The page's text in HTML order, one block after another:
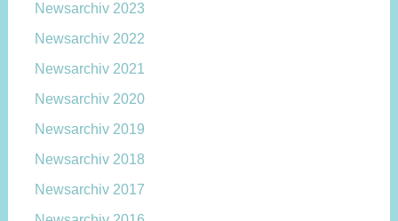
Newsarchiv 2023
Newsarchiv 2022
Newsarchiv 2021
Newsarchiv 2020
Newsarchiv 2019
Newsarchiv 2018
Newsarchiv 2017